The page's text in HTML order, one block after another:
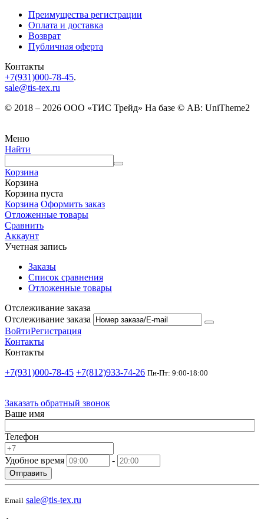
Преимущества регистрации
Оплата и доставка
Возврат
Публичная оферта
Контакты
+7(931)000-78-45.
sale@tis-tex.ru
© 2018 – 2026 ООО «ТИС Трейд» На базе © AB: UniTheme2
Меню
Найти
Корзина
Корзина
Корзина пуста
Корзина Оформить заказ
Отложенные товары
Сравнить
Аккаунт
Учетная запись
Заказы
Список сравнения
Отложенные товары
Отслеживание заказа
Отслеживание заказа
ВойтиРегистрация
Контакты
Контакты
+7(931)000-78-45 +7(812)933-74-26 Пн-Пт: 9:00-18:00
Заказать обратный звонок
Ваше имя
Телефон
Удобное время -
Отправить
Email sale@tis-tex.ru